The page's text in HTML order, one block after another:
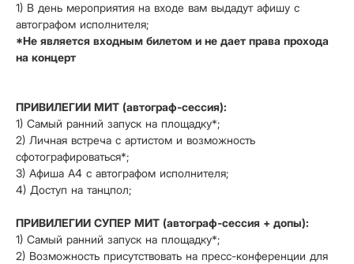
1) В день мероприятия на входе вам выдадут афишу с
автографом исполнителя;
*Не является входным билетом и не дает права прохода
на концерт
ПРИВИЛЕГИИ МИТ (автограф-сессия):
1) Самый ранний запуск на площадку*;
2) Личная встреча с артистом и возможность
сфотографироваться*;
3) Афиша А4 с автографом исполнителя;
4) Доступ на танцпол;
ПРИВИЛЕГИИ СУПЕР МИТ (автограф-сессия + допы):
1) Самый ранний запуск на площадку*;
2) Возможность присутствовать на пресс-конференции для